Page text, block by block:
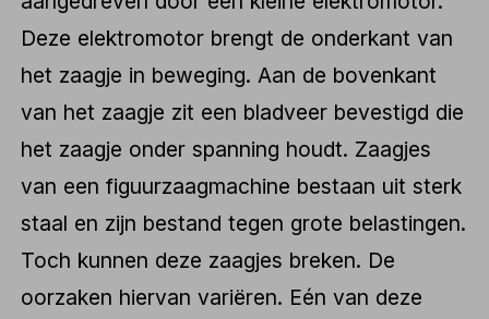
Deze elektromotor brengt de onderkant van
het zaagje in beweging. Aan de bovenkant
van het zaagje zit een bladveer bevestigd die
het zaagje onder spanning houdt. Zaagjes
van een figuurzaagmachine bestaan uit sterk
staal en zijn bestand tegen grote belastingen.
Toch kunnen deze zaagjes breken. De
oorzaken hiervan variëren. Eén van deze